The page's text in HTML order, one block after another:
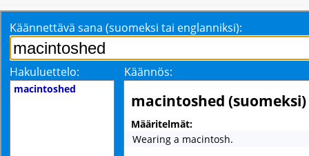
Käännettävä sana (suomeksi tai englanniksi):
Hakuluettelo: Käännös:
macintoshed
macintoshed (suomeksi)
Määritelmät:
Wearing a macintosh.